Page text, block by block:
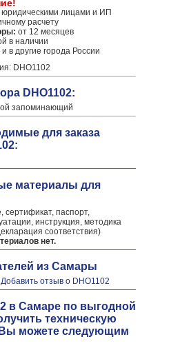
юридическими лицами и ИП
расчету
от 12 месяцев
в наличии
в другие города России
DHO1102
DHO1102:
запоминающий
для заказа
материалы для
сертификат, паспорт,
инструкция, методика
соответствия)
нет.
из Самары
Добавить отзыв о DHO1102
в Самаре по выгодной
техническую
можете следующим